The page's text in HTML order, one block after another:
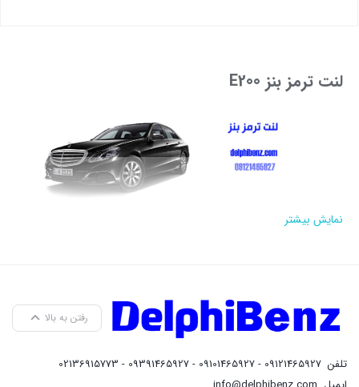
لنت ترمز بنز E200
خودرو را کاهش می دهد. کیفیت و کارایی لنت ترمز به طور مستقیم روی
ایمنی رانندگی تاثیرگذار است، به ویژه در خودروهای لوکسی مثل بنز E200
که سیستم ترمز آن ها به دقت و کیفیت بالایی نیاز دارد.
نمایش بیشتر
رفتن به بالا
تلفن 09121465927 - 09101465927 - 09391465927 - 02136915773